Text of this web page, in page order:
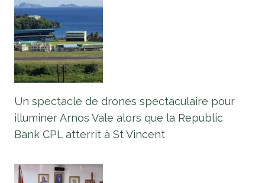
Un spectacle de drones spectaculaire pour
illuminer Arnos Vale alors que la Republic
Bank CPL atterrit à St Vincent